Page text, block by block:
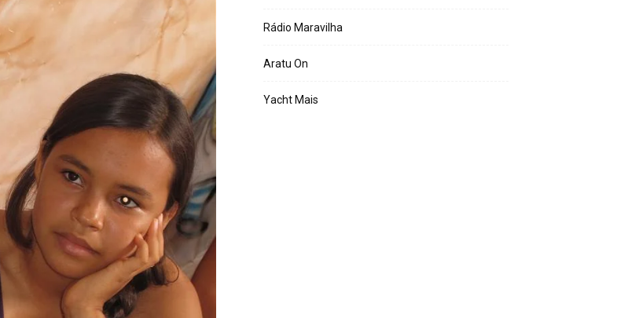
Rádio Maravilha
Aratu On
Yacht Mais